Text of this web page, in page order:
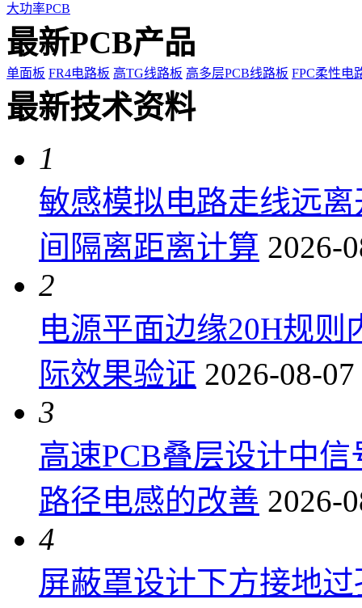
大功率PCB
最新PCB产品
单面板 FR4电路板 高TG线路板 高多层PCB线路板 FPC柔性电
最新技术资料
1
敏感模拟电路走线远
间隔离距离计算 2026-
2
电源平面边缘20H规
际效果验证 2026-08-
3
高速PCB叠层设计中
路径电感的改善 2026-
4
屏蔽罩设计下方接地